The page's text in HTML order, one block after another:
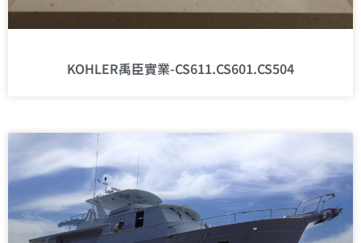
KOHLER禹臣實業-CS611.CS601.CS504